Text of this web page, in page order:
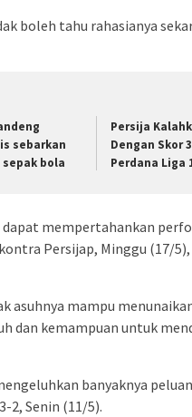
boleh tahu rahasianya
sebarkan
bola
Persija
Dengan Skor
Perdana Liga
dapat mempertahankan
Persijap, Minggu (17/
asuhnya mampu
dan kemampuan untuk
banyaknya
2, Senin (11/5).